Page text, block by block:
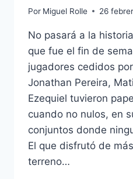
Por Miguel Rolle 26
No pasará a la
que fue el fin de
jugadores cedidos
Jonathan Pereira,
Ezequiel tuvieron
cuando no nulos, en
conjuntos donde
El que disfrutó de
terreno…